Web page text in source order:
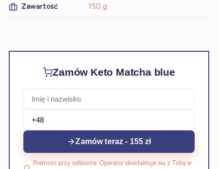
Zawartość 150 g
Zamów Keto Matcha blue
Zamów teraz - 155 zł
Płatność przy odbiorze. Operator skontaktuje się z Tobą w